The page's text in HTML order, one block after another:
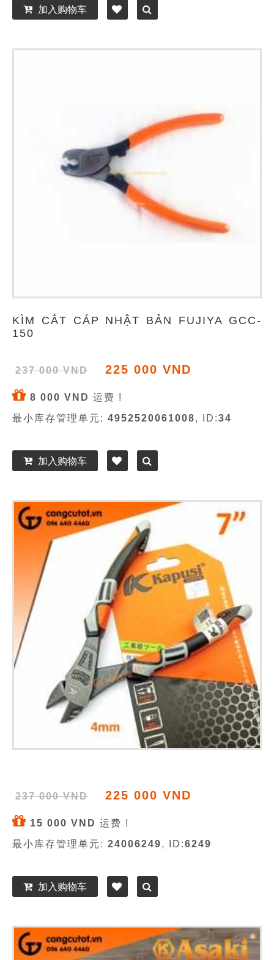
加入购物车
KÌM CẮT CÁP NHẬT BẢN FUJIYA GCC-
150
237 000 VND 225 000 VND
8 000 VND 运费 !
最小库存管理单元: 4952520061008, ID:34
加入购物车
237 000 VND 225 000 VND
15 000 VND 运费 !
最小库存管理单元: 24006249, ID:6249
加入购物车